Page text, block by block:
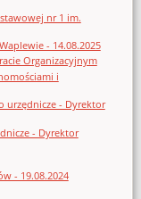
nr 1 im.
- 14.08.2025
Organizacyjnym
i
urzędnicze - Dyrektor
- Dyrektor
- 19.08.2024